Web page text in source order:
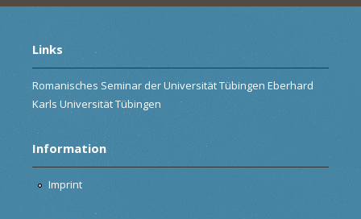
Links
Romanisches Seminar der Universität Tübingen Eberhard
Karls Universität Tübingen
Information
Imprint